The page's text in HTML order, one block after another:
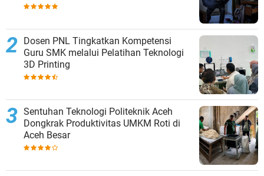
Dosen PNL Tingkatkan Kompetensi
Guru SMK melalui Pelatihan Teknologi
3D Printing
Sentuhan Teknologi Politeknik Aceh
Dongkrak Produktivitas UMKM Roti di
Aceh Besar